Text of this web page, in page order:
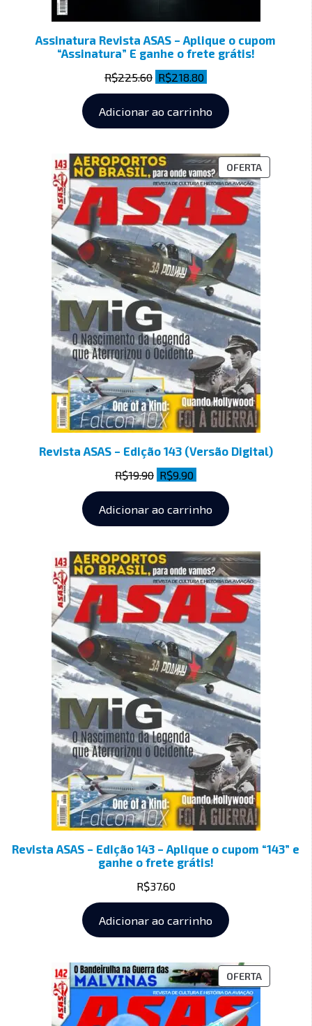
Assinatura Revista ASAS – Aplique o cupom
“Assinatura” E ganhe o frete grátis!
R$225.60 R$218.80
Adicionar ao carrinho
OFERTA
Revista ASAS – Edição 143 (Versão Digital)
R$19.90 R$9.90
Adicionar ao carrinho
Revista ASAS – Edição 143 – Aplique o cupom “143” e
ganhe o frete grátis!
R$37.60
Adicionar ao carrinho
OFERTA